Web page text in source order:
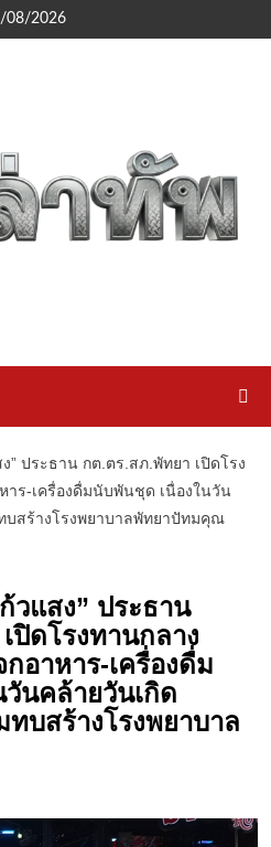
08/2026
” ประธาน กต.ตร.สภ.พัทยา เปิดโรง
าร-เครื่องดื่มนับพันชุด เนื่องในวัน
บสร้างโรงพยาบาลพัทยาปัทมคุณ
แสง” ประธาน
ปิดโรงทานกลาง
อาหาร-เครื่องดื่ม
นคล้ายวันเกิด
บสร้างโรงพยาบาล